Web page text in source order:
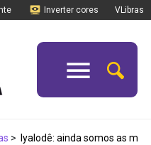
Inverter cores VLibras
> Iyalodê: ainda somos as